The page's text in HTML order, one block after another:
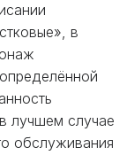
в
лучшем случае
обслуживания